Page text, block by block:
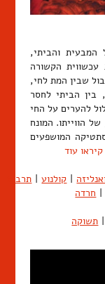
המבעית והביתי,
עכשווית הקשורה
שבין המת לחי,
בין הביתי לחסר
להערים על החי
הווייתו. המונח
המושפעים
קיראו עוד
קולנוע
תרבות
חרדה
תשוקה